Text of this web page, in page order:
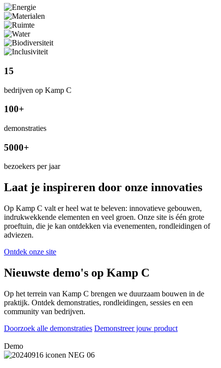
15
bedrijven op Kamp C
100+
demonstraties
5000+
bezoekers per jaar
Laat je inspireren door onze innovaties
Op Kamp C valt er heel wat te beleven: innovatieve gebouwen,
indrukwekkende elementen en veel groen. Onze site is één grote
proeftuin, die je kan ontdekken via evenementen, rondleidingen of
adviezen.
Ontdek onze site
Nieuwste demo's op Kamp C
Op het terrein van Kamp C brengen we duurzaam bouwen in de
praktijk. Ontdek demonstraties, rondleidingen, sessies en een
community van bedrijven.
Doorzoek alle demonstraties Demonstreer jouw product
Demo